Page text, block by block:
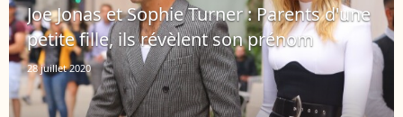
Joe Jonas et Sophie Turner : Parents d'une
petite fille, ils révèlent son prénom
28 juillet 2020